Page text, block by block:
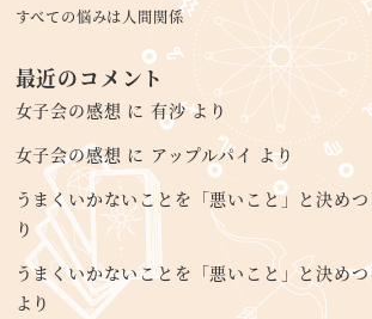
すべての悩みは人間関係
最近のコメント
女子会の感想 に 有沙より
女子会の感想 に アップルパイ より
うまくいかないことを「悪いこと」と決め
り
うまくいかないことを「悪いこと」と決め
より